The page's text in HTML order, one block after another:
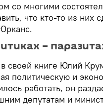
со многими
что кто-то из
–
своей книге Юлий
политическую и
работать, он
депутатам и